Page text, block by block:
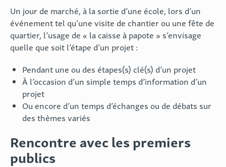
Un jour de marché, à la sortie d’une école, lors d’un
événement tel qu’une visite de chantier ou une fête de
quartier, l’usage de « la caisse à papote » s’envisage
quelle que soit l’étape d’un projet :
Pendant une ou des étapes(s) clé(s) d’un projet
À l’occasion d’un simple temps d’information d’un
projet
Ou encore d’un temps d’échanges ou de débats sur
des thèmes variés
Rencontre avec les premiers
publics